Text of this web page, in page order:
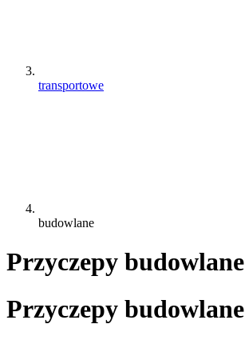
transportowe
budowlane
Przyczepy budowlane
Przyczepy budowlane